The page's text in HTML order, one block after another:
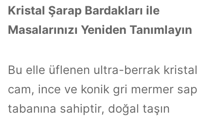
Paketleme
adet, ton başına 24
adet.
MOQ
MOQ 500 pcs olacak.
Kristal Şarap Bardakları ile
Masalarınızı Yeniden Tanımlayın
Bu elle üflenen ultra-berrak kristal
cam, ince ve konik gri mermer sap
tabanına sahiptir, doğal taşın